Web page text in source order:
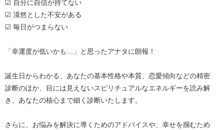
☑ 自分に自信が持てない
☑ 漠然とした不安がある
☑ 毎日がつまらない
「幸運度が低いかも…」と思ったアナタに朗報！
誕生日からわかる、あなたの基本性格や本質、恋愛傾向などの精密
診断のほか、目には見えないスピリチュアルなエネルギーを読み解
き、あなたの核心まで細く診断いたします。
さらに、お悩みを解決に導くためのアドバイスや、幸せを掴むため